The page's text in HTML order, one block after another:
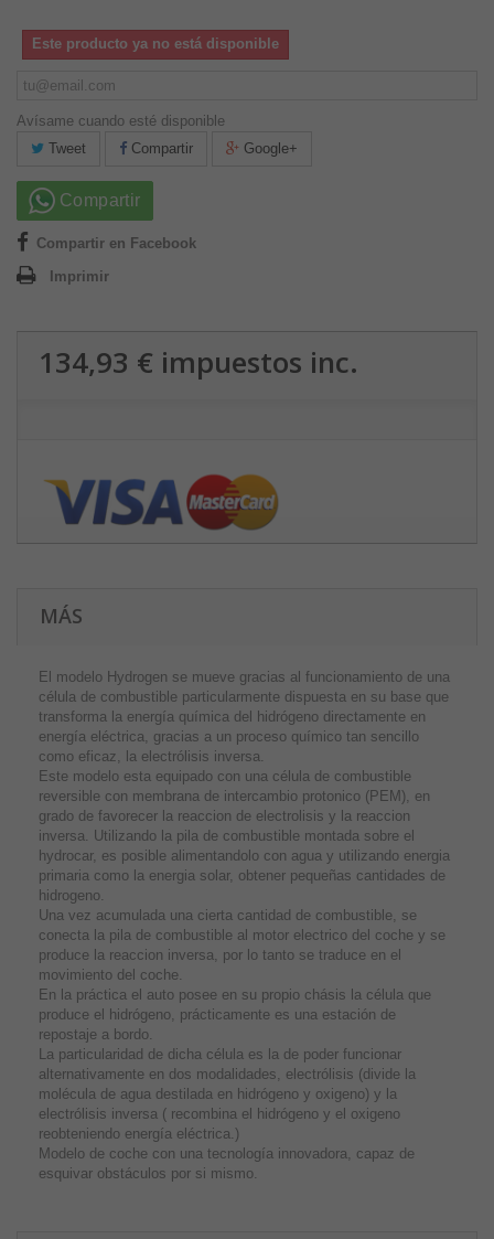
Este producto ya no está disponible
Avísame cuando esté disponible
Tweet
Compartir Google+
Compartir
Compartir en Facebook
Imprimir
134,93 € impuestos inc.
MÁS
El modelo Hydrogen se mueve gracias al funcionamiento de una
célula de combustible particularmente dispuesta en su base que
transforma la energía química del hidrógeno directamente en
energía eléctrica, gracias a un proceso químico tan sencillo
como eficaz, la electrólisis inversa.
Este modelo esta equipado con una célula de combustible
reversible con membrana de intercambio protonico (PEM), en
grado de favorecer la reaccion de electrolisis y la reaccion
inversa. Utilizando la pila de combustible montada sobre el
hydrocar, es posible alimentandolo con agua y utilizando energia
primaria como la energia solar, obtener pequeñas cantidades de
hidrogeno.
Una vez acumulada una cierta cantidad de combustible, se
conecta la pila de combustible al motor electrico del coche y se
produce la reaccion inversa, por lo tanto se traduce en el
movimiento del coche.
En la práctica el auto posee en su propio chásis la célula que
produce el hidrógeno, prácticamente es una estación de
repostaje a bordo.
La particularidad de dicha célula es la de poder funcionar
alternativamente en dos modalidades, electrólisis (divide la
molécula de agua destilada en hidrógeno y oxigeno) y la
electrólisis inversa ( recombina el hidrógeno y el oxigeno
reobteniendo energía eléctrica.)
Modelo de coche con una tecnología innovadora, capaz de
esquivar obstáculos por si mismo.